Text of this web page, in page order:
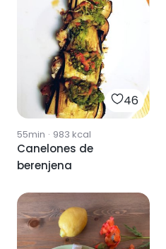
46
55min · 983 kcal
Canelones de
berenjena